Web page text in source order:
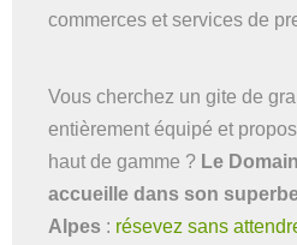
commerces et services de
Vous cherchez un gite de
entièrement équipé et
haut de gamme ? Le
accueille dans son
Alpes : résevez sans